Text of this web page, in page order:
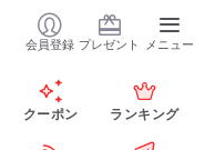
会員登録 プレゼント メニュー
クーポン ランキング